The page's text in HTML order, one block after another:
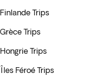
Finlande Trips
Grèce Trips
Hongrie Trips
Îles Féroé Trips